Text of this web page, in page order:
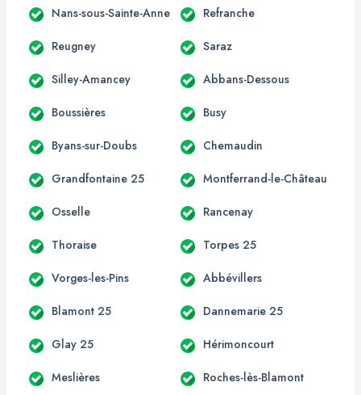
Nans-sous-Sainte-Anne Refranche
Reugney Saraz
Silley-Amancey Abbans-Dessous
Boussières Busy
Byans-sur-Doubs Chemaudin
Grandfontaine 25 Montferrand-le-Château
Osselle Rancenay
Thoraise Torpes 25
Vorges-les-Pins Abbévillers
Blamont 25 Dannemarie 25
Glay 25 Hérimoncourt
Meslières Roches-lès-Blamont